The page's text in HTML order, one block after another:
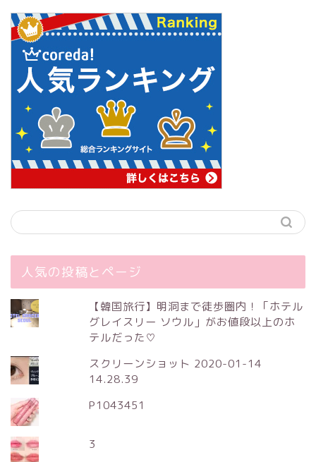
人気の投稿とページ
【韓国旅行】明洞まで徒歩圏内！「ホテル
グレイスリー ソウル」がお値段以上のホ
テルだった♡
スクリーンショット 2020-01-14
14.28.39
P1043451
3